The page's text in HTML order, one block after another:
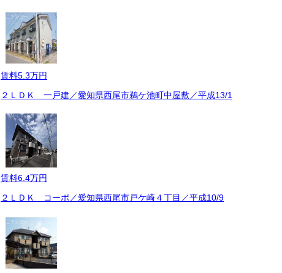
賃料5.3万円
２ＬＤＫ 一戸建／愛知県西尾市鵜ケ池町中屋敷／平成13/1
賃料6.4万円
２ＬＤＫ コーポ／愛知県西尾市戸ケ崎４丁目／平成10/9